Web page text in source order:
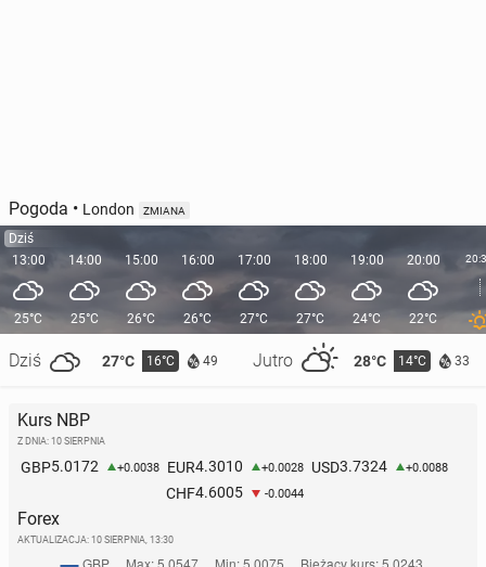
Pogoda • London ZMIANA
Dziś
13:00
25°C
Dziś 27°C 16°C 49 Jutro 28°C 14°C 33
14:00
25°C
15:00
26°C
16:00
26°C
17:00
27°C
18:00
27°C
19:00
24°C
20:00
22°C
Kurs NBP
Z DNIA: 10 SIERPNIA
GBP5.0172 +0.0038 EUR4.3010 +0.0028 USD3.7324 +0.0088
CHF4.6005 -0.0044
Forex
AKTUALIZACJA: 10 SIERPNIA, 13:30